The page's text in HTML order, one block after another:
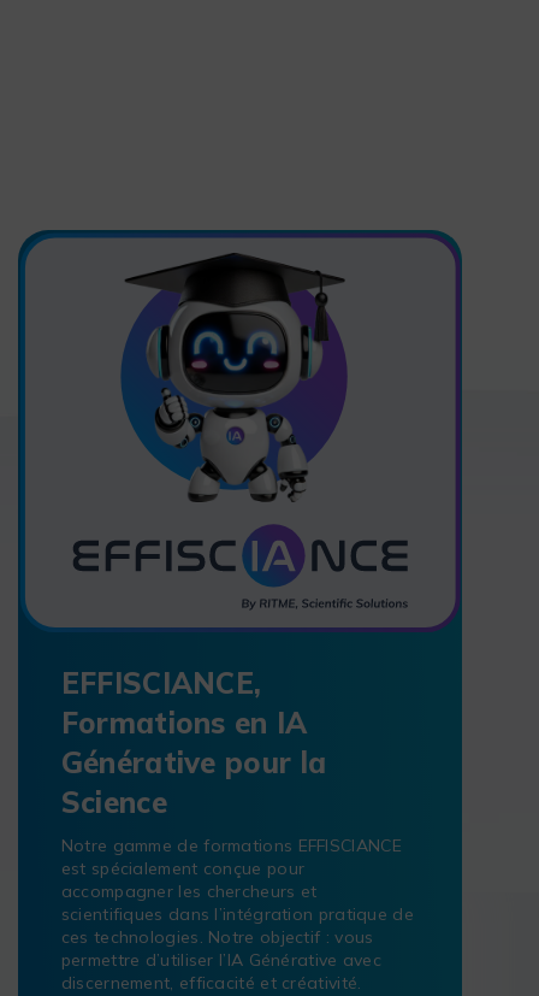
EFFISCIANCE,
Formations en IA
Générative pour la
Science
Notre gamme de formations EFFISCIANCE
est spécialement conçue pour
accompagner les chercheurs et
scientifiques dans l’intégration pratique de
ces technologies. Notre objectif : vous
permettre d’utiliser l’IA Générative avec
discernement, efficacité et créativité.